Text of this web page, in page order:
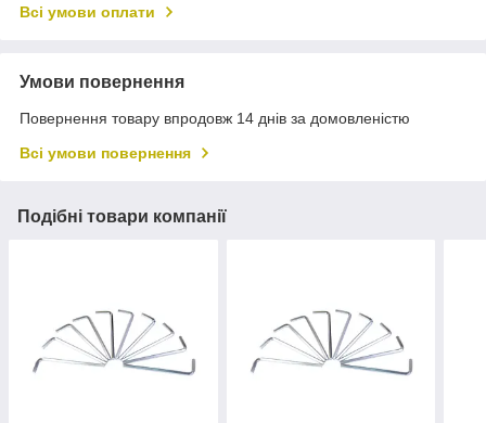
Всі умови оплати
Умови повернення
Повернення товару впродовж 14 днів за домовленістю
Всі умови повернення
Подібні товари компанії